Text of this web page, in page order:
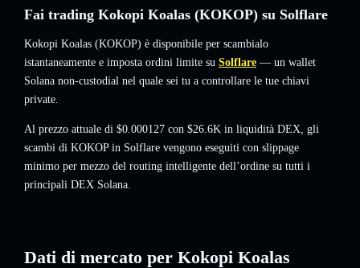
Fai trading Kokopi Koalas (KOKOP) su Solflare
Kokopi Koalas (KOKOP) è disponibile per scambialo
istantaneamente e imposta ordini limite su Solflare — un wallet
Solana non-custodial nel quale sei tu a controllare le tue chiavi
private.
Al prezzo attuale di $0.000127 con $26.6K in liquidità DEX, gli
scambi di KOKOP in Solflare vengono eseguiti con slippage
minimo per mezzo del routing intelligente dell’ordine su tutti i
principali DEX Solana.
Dati di mercato per Kokopi Koalas